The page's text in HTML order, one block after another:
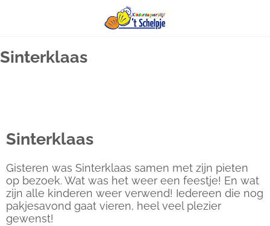
naar
Sinterklaas
Sinterklaas
Gisteren was Sinterklaas samen met zijn pieten
op bezoek. Wat was het weer een feestje! En wat
zijn alle kinderen weer verwend! Iedereen die nog
pakjesavond gaat vieren, heel veel plezier
gewenst!